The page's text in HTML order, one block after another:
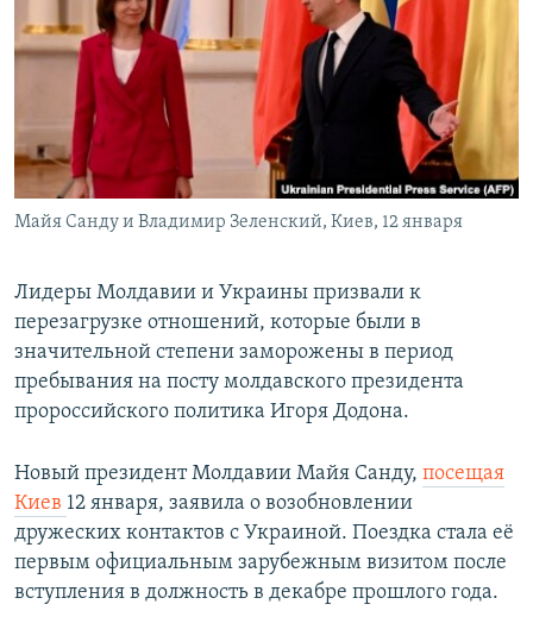
РАСПИСАНИЕ ВЕЩАНИЯ
ПОДПИШИТЕСЬ НА РАССЫЛКУ
СОЦИАЛЬНЫЕ СЕТИ
Все сайты РСЕ/РС
Майя Санду и Владимир Зеленский, Киев, 12 января
Лидеры Молдавии и Украины призвали к
перезагрузке отношений, которые были в
значительной степени заморожены в период
пребывания на посту молдавского президента
пророссийского политика Игоря Додона.
Новый президент Молдавии Майя Санду, посещая
Киев 12 января, заявила о возобновлении
дружеских контактов с Украиной. Поездка стала её
первым официальным зарубежным визитом после
вступления в должность в декабре прошлого года.